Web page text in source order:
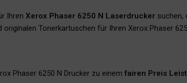
Ihren Xerox Phaser 6250 N Laserdrucker suchen,
originalen Tonerkartuschen für Ihren Xerox Phaser
Phaser 6250 N Drucker zu einem fairen Preis